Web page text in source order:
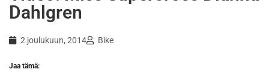
Dahlgren
2 joulukuun, 2014 Bike
Jaa tämä: